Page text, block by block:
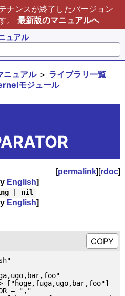
ナンスが終了したバージョン
。 最新版のマニュアルへ
ュアル
ニュアル
ライブラリ一覧
モジュール
[permalink][rdoc]
English]
| nil
English]
= ","